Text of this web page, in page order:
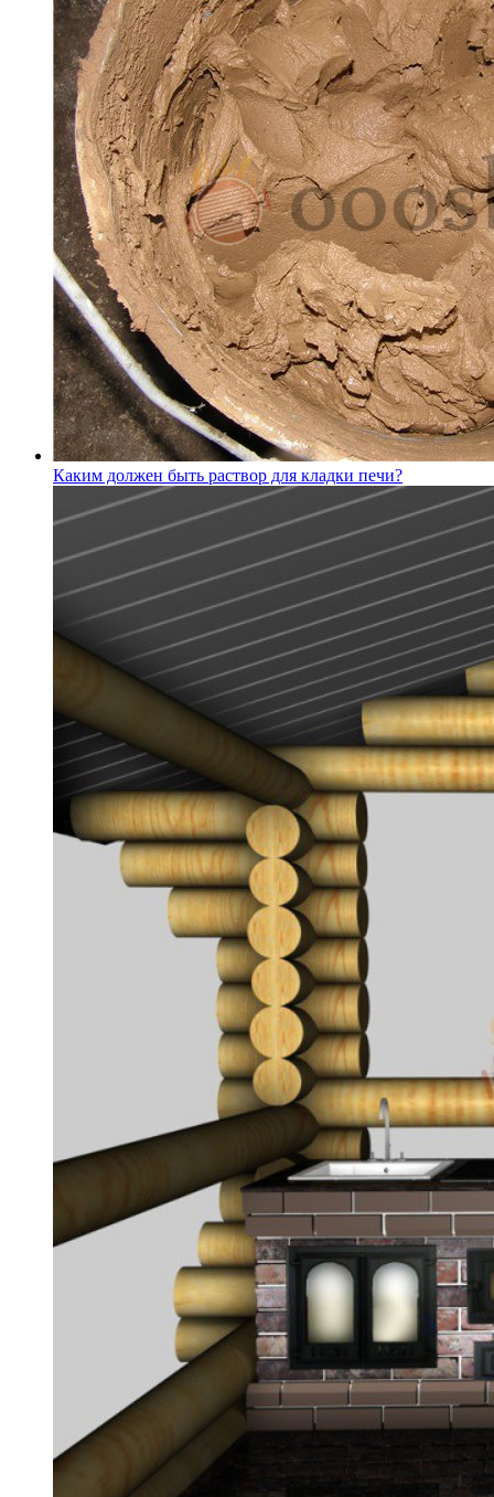
Каким должен быть раствор для кладки печи?